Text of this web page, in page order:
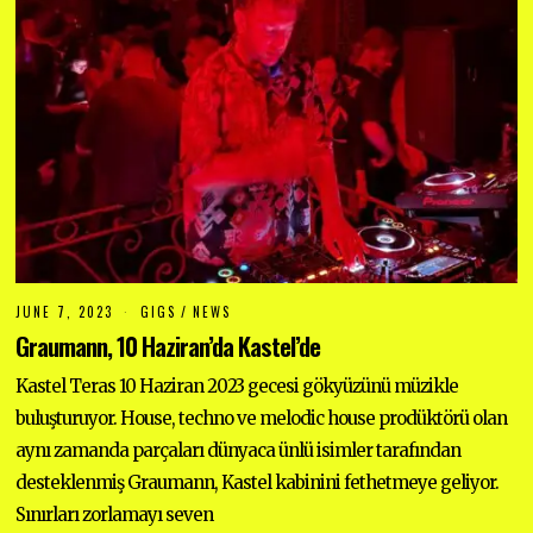
JUNE 7, 2023
N
7
2
2
3
GIGS / NEWS
Graumann, 10 Haziran’da Kastel’de
Kastel Teras 10 Haziran 2023 gecesi gökyüzünü müzikle
buluşturuyor. House, techno ve melodic house prodüktörü olan
aynı zamanda parçaları dünyaca ünlü isimler tarafından
desteklenmiş Graumann, Kastel kabinini fethetmeye geliyor.
Sınırları zorlamayı seven